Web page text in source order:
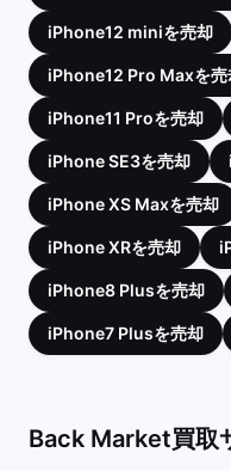
iPhone12 miniを売却
iPhone12 Pro Maxを売
iPhone11 Proを売却
iPhone SE3を売却
iPhone XS Maxを売却
iPhone XRを売却
iPhone8 Plusを売却
iPhone7 Plusを売却
Back Market買取